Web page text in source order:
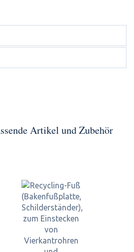
Artikel und Zubehör